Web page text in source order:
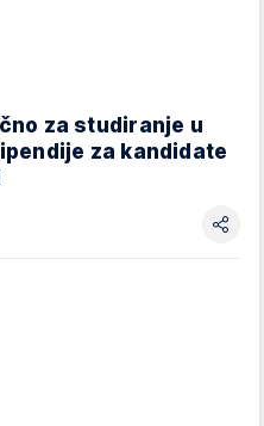
za studiranje u
za kandidate